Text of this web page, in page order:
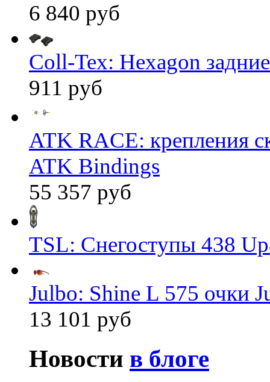
6 840 руб
Coll-Tex: Hexagon
911 руб
ATK RACE: крепления
ATK Bindings
55 357 руб
TSL: Снегоступы 438
Julbo: Shine L 575 очки
13 101 руб
Новости в блоге